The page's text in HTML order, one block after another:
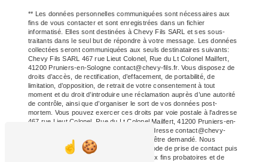
** Les données personnelles communiquées sont nécessaires aux
fins de vous contacter et sont enregistrées dans un fichier
informatisé. Elles sont destinées à Chevy Fils SARL et ses sous-
traitants dans le seul but de répondre à votre message. Les données
collectées seront communiquées aux seuls destinataires suivants:
Chevy Fils SARL 467 rue Lieut Colonel, Rue du Lt Colonel Mailfert,
41200 Pruniers-en-Sologne contact@chevy-fils.fr. Vous disposez de
droits d’accès, de rectification, d’effacement, de portabilité, de
limitation, d’opposition, de retrait de votre consentement à tout
moment et du droit d’introduire une réclamation auprès d’une autorité
de contrôle, ainsi que d’organiser le sort de vos données post-
mortem. Vous pouvez exercer ces droits par voie postale à l'adresse
467 rue Lieut Colonel, Rue du Lt Colonel Mailfert, 41200 Pruniers-en-
Sologne ou par courrier électronique à l'adresse contact@chevy-
fils.fr. Un justificatif d'identité pourra vous être demandé. Nous
conservons vos données pendant la période de prise de contact puis
pendant la durée de prescription légale aux fins probatoires et de